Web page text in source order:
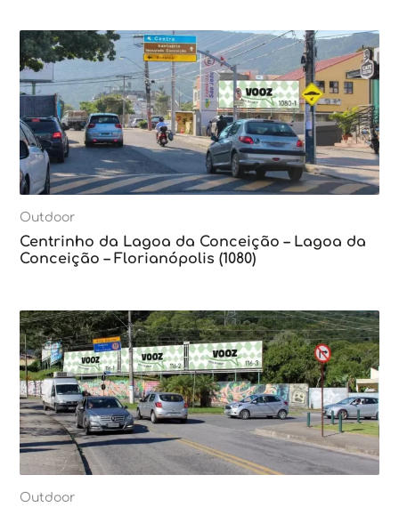
Outdoor
Centrinho da Lagoa da Conceição – Lagoa da
Conceição – Florianópolis (1080)
Outdoor